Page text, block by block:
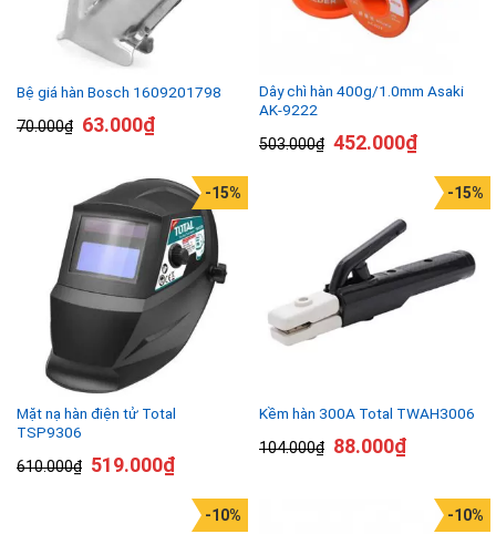
Bệ giá hàn Bosch 1609201798
70.000₫ 63.000₫
Dây chì hàn 400g/1.0mm Asaki
AK-9222
503.000₫ 452.000₫
Mặt nạ hàn điện tử Total
TSP9306
610.000₫
-15%
519.000₫
Kềm hàn 300A Total TWAH3006
104.000₫
-15%
88.000₫
-10% -10%